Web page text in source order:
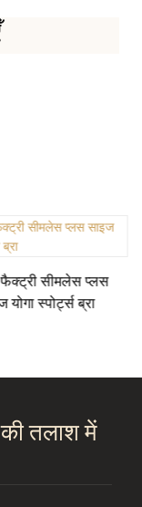
सीमलेस प्लस
योगा स्पोर्ट्स ब्रा
की तलाश में